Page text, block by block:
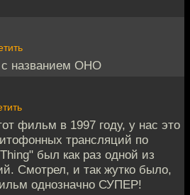
с названием ОНО
фильм в 1997 году, у нас это
трансляций по
был как раз одной из
Смотрел, и так жутко было,
однозначно СУПЕР!